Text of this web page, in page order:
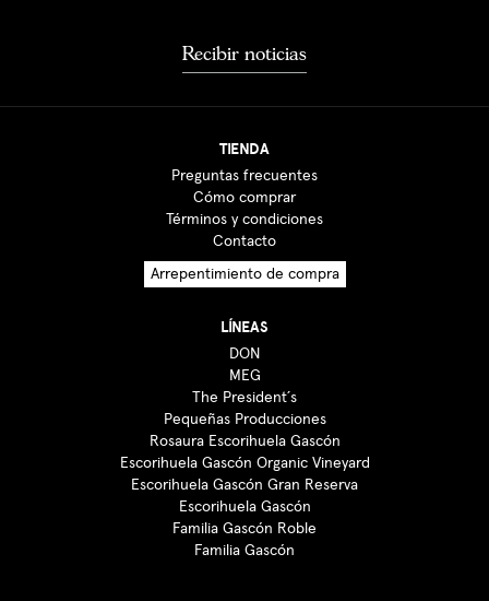
Recibir noticias
TIENDA
Preguntas frecuentes
Cómo comprar
Términos y condiciones
Contacto
Arrepentimiento de compra
LÍNEAS
DON
MEG
The President´s
Pequeñas Producciones
Rosaura Escorihuela Gascón
Escorihuela Gascón Organic Vineyard
Escorihuela Gascón Gran Reserva
Escorihuela Gascón
Familia Gascón Roble
Familia Gascón